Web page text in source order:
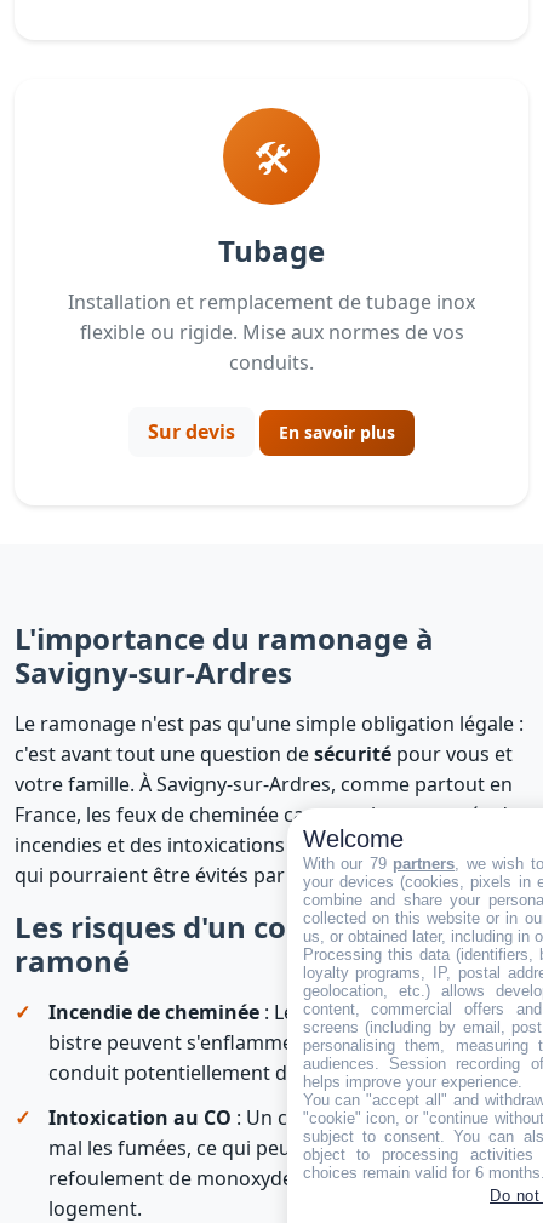
🛠️
Tubage
Installation et remplacement de tubage inox
flexible ou rigide. Mise aux normes de vos
conduits.
Sur devis En savoir plus
L'importance du ramonage à
Savigny-sur-Ardres
Le ramonage n'est pas qu'une simple obligation légale :
c'est avant tout une question desécurité pour vous et
votre famille. À Savigny-sur-Ardres, comme partout en
France, les feux de cheminée causent chaque année des
incendies et des intoxications au monoxyde de carbone
qui pourraient être évités par un entretien régulier.
Les risques d'un conduit non
ramoné
Incendie de cheminée : Les dépôts de suie et de
bistre peuvent s'enflammer et provoquer un feu de
conduit potentiellement dévastateur.
Intoxication au CO : Un conduit obstrué évacue
mal les fumées, ce qui peut entraîner un
refoulement de monoxyde de carbone dans votre
logement.
Welcome
With our 79 partners, we wish
your devices (cookies, pixels in
combine and share your
collected on this website or in
us, or obtained later, including in
Processing this data (identifiers,
loyalty programs, IP, postal
geolocation, etc.) allows
content, commercial offers
screens (including by email,
personalising them, measuring
audiences. Session recording
helps improve your experience.
You can "accept all" and
"cookie" icon, or "continue
subject to consent. You can
object to processing
choices remain valid for 6
Do